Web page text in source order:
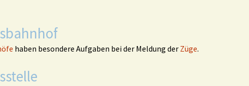
haben besondere Aufgaben bei der Meldung der Züge.